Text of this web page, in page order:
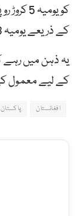
کو
کے ذریعے یومیہ 3 ملین ڈالرز کی ایکسپورٹ کی جاتی ہے۔
یہ ذہن میں رہے
کے لیے معمول
افغانستان پاکستان